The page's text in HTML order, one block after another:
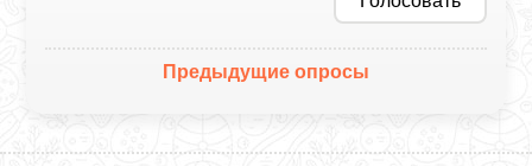
Предыдущие опросы